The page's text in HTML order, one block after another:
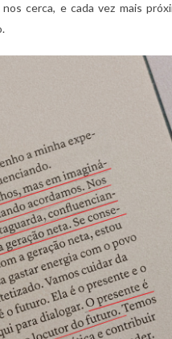
cerca, e cada vez mais